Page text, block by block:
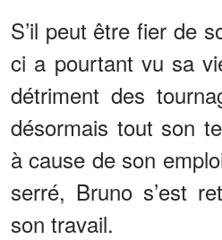
S’il peut être fier de
ci a pourtant vu sa
détriment des
désormais tout son
à cause de son
serré, Bruno s’est
son travail.